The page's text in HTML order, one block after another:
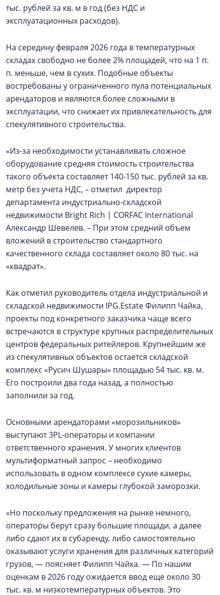
тыс. рублей за кв. м в год (без НДС и
эксплуатационных расходов).
На середину февраля 2026 года в температурных
складах свободно не более 2% площадей, что на 1 п.
п. меньше, чем в сухих. Подобные объекты
востребованы у ограниченного пула потенциальных
арендаторов и являются более сложными в
эксплуатации, что снижает их привлекательность для
спекулятивного строительства.
«Из-за необходимости устанавливать сложное
оборудование средняя стоимость строительства
такого объекта составляет 140-150 тыс. рублей за кв.
метр без учета НДС, – отметил директор
департамента индустриально-складской
недвижимости Bright Rich | CORFAC International
Александр Шевелев. – При этом средний объем
вложений в строительство стандартного
качественного склада составляет около 80 тыс. на
«квадрат».
Как отметил руководитель отдела индустриальной и
складской недвижимости IPG.Estate Филипп Чайка,
проекты под конкретного заказчика чаще всего
встречаются в структуре крупных распределительных
центров федеральных ритейлеров. Крупнейшим же
из спекулятивных объектов остается складской
комплекс «Русич Шушары» площадью 54 тыс. кв. м.
Его построили два года назад, а полностью
заполнили за год.
Основными арендаторами «морозильников»
выступают 3PL-операторы и компании
ответственного хранения. У многих клиентов
мультиформатный запрос – необходимо
использовать в одном комплексе сухие камеры,
холодильные зоны и камеры глубокой заморозки.
«Но поскольку предложения на рынке немного,
операторы берут сразу большие площади, а далее
либо сдают их в субаренду, либо самостоятельно
оказывают услуги хранения для различных категорий
грузов, — поясняет Филипп Чайка. — По нашим
оценкам в 2026 году ожидается ввод еще около 30
тыс. кв. м низкотемпературных объектов. Это